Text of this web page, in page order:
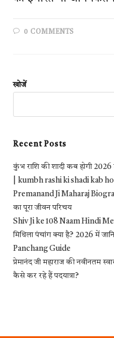
0 COMMENTS
खोजें
Recent Posts
कुंभ राशि की शादी कब होगी 2026
| kumbh rashi ki shadi kab
Premanand Ji Maharaj
का पूरा जीवन परिचय
Shiv Ji ke 108 Naam Hindi
मिथिला पंचांग क्या है? 2026 में
Panchang Guide
प्रेमानंद जी महाराज की नवीनतम
कैसे कर रहे हैं पदयात्रा?